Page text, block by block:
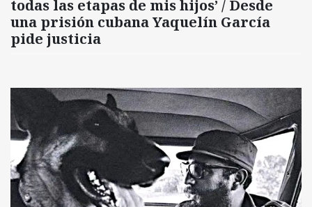
todas las etapas de mis hijos’ / Desde
una prisión cubana Yaquelín García
pide justicia